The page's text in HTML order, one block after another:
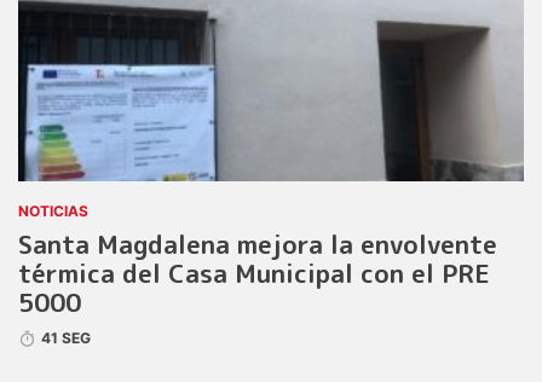
NOTICIAS
Santa Magdalena mejora la envolvente
térmica del Casa Municipal con el PRE
5000
41 SEG